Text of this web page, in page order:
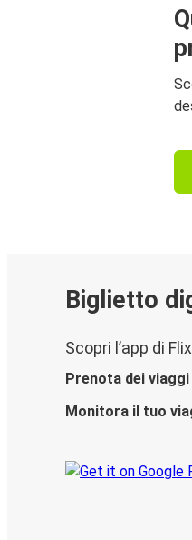
Biglietto
Scopri l’app di
Prenota dei viaggi
Monitora il tuo